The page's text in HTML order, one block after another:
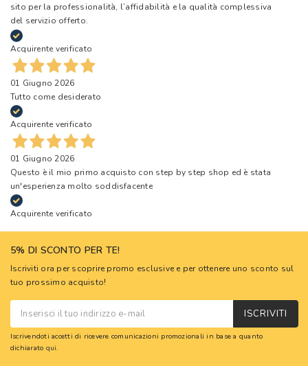
sito per la professionalità, l’affidabilità e la qualità complessiva
del servizio offerto.
Acquirente verificato
01 Giugno 2026
Tutto come desiderato
Acquirente verificato
01 Giugno 2026
Questo è il mio primo acquisto con step by step shop ed è stata
un'esperienza molto soddisfacente
Acquirente verificato
5% DI SCONTO PER TE!
Iscriviti ora per scoprire promo esclusive e per ottenere uno sconto sul
tuo prossimo acquisto!
ISCRIVITI
Iscrivendoti accetti di ricevere comunicazioni promozionali in base a quanto
dichiarato qui.